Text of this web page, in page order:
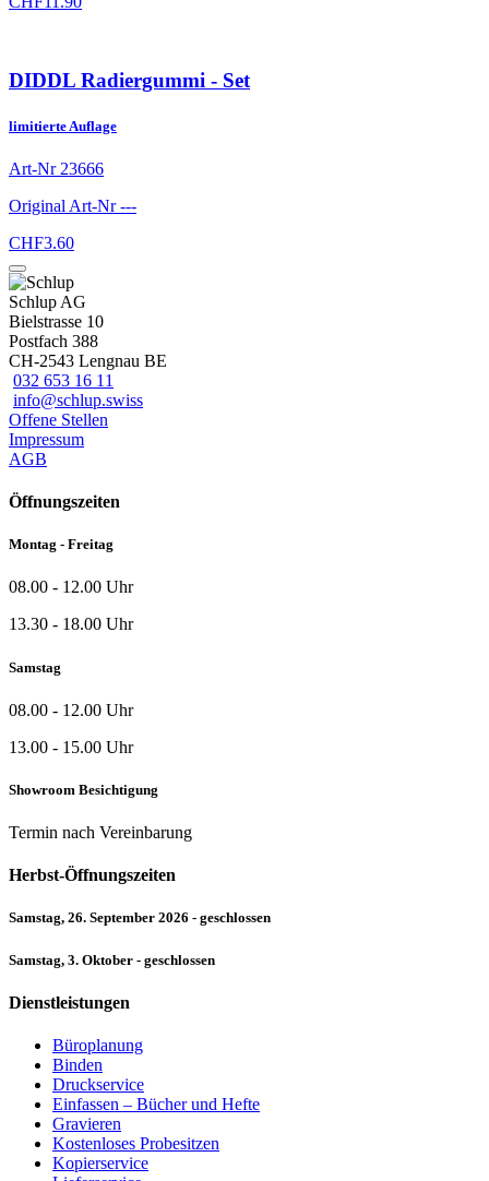
DIDDL Radiergummi - Set
limitierte Auflage
Art-Nr 23666
Original Art-Nr---
CHF3.60
Schlup AG
Bielstrasse 10
Postfach 388
CH-2543 Lengnau BE
032 653 16 11
info@schlup.swiss
Offene Stellen
Impressum
AGB
Öffnungszeiten
Montag - Freitag
08.00 - 12.00 Uhr
13.30 - 18.00 Uhr
Samstag
08.00 - 12.00 Uhr
13.00 - 15.00 Uhr
Showroom Besichtigung
Termin nach Vereinbarung
Herbst-Öffnungszeiten
Samstag, 26. September 2026 - geschlossen
Samstag, 3. Oktober - geschlossen
Dienstleistungen
Büroplanung
Binden
Druckservice
Einfassen – Bücher und Hefte
Gravieren
Kostenloses Probesitzen
Kopierservice